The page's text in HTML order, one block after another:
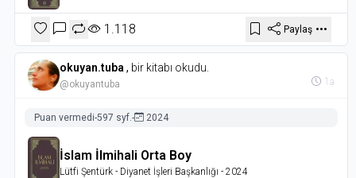
1.118 Paylaş
okuyan.tuba , bir kitabı okudu.
@okuyantuba 1a
Puan vermedi-597 syf.- 2024
İslam İlmihali Orta Boy
Lütfi Şentürk - Diyanet İşleri Başkanlığı - 2024